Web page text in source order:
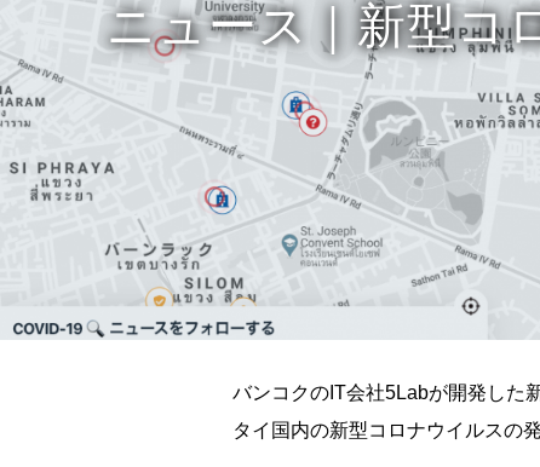
ニュース｜新型コ
バンコクのIT会社5Labが開発した
タイ国内の新型コロナウイルスの